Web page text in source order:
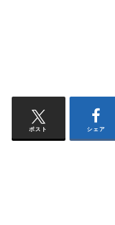
ポスト シェア